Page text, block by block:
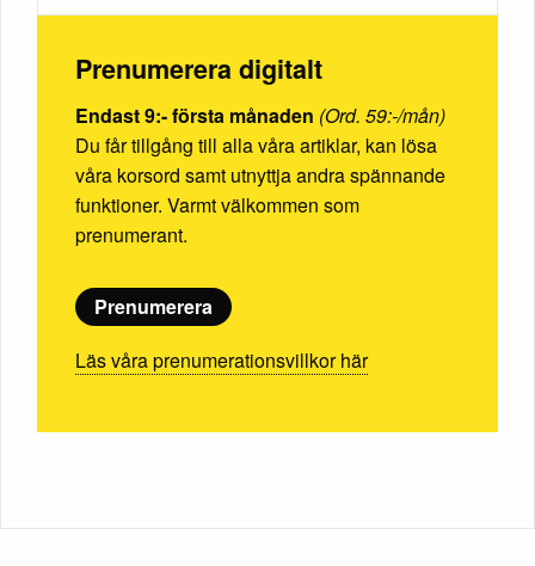
Prenumerera digitalt
Endast 9:- första månaden (Ord. 59:-/mån)
Du får tillgång till alla våra artiklar, kan lösa
våra korsord samt utnyttja andra spännande
funktioner. Varmt välkommen som
prenumerant.
Prenumerera
Läs våra prenumerationsvillkor här